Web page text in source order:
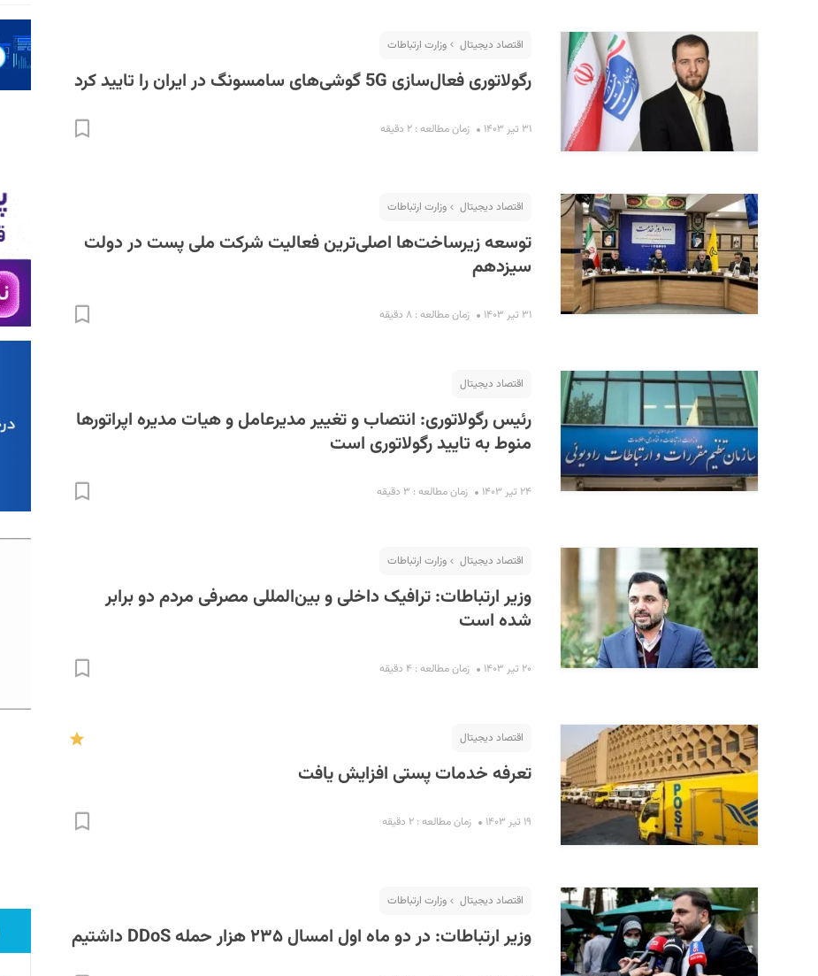
اقتصاد دیجیتال وزارت ارتباطات
رگولاتوری فعال‌سازی 5G گوشی‌های سامسونگ در ایران را تایید کرد
۳۱ تیر ۱۴۰۳ زمان مطالعه : ۲ دقیقه
اقتصاد دیجیتال وزارت ارتباطات
توسعه زیرساخت‌ها اصلی‌ترین فعالیت شرکت ملی پست در دولت
سیزدهم
۳۱ تیر ۱۴۰۳ زمان مطالعه : ۸ دقیقه
اقتصاد دیجیتال
رئیس رگولاتوری: انتصاب و تغییر مدیرعامل و هیات مدیره اپراتورها
منوط به تایید رگولاتوری است
۲۴ تیر ۱۴۰۳ زمان مطالعه : ۳ دقیقه
اقتصاد دیجیتال وزارت ارتباطات
وزیر ارتباطات: ترافیک داخلی و بین‌المللی مصرفی مردم دو برابر
شده است
۲۰ تیر ۱۴۰۳ زمان مطالعه : ۴ دقیقه
اقتصاد دیجیتال
تعرفه خدمات پستی افزایش یافت
۱۹ تیر ۱۴۰۳ زمان مطالعه : ۲ دقیقه
اقتصاد دیجیتال وزارت ارتباطات
وزیر ارتباطات: در دو ماه اول امسال ۲۳۵ هزار حمله DDoS داشتیم